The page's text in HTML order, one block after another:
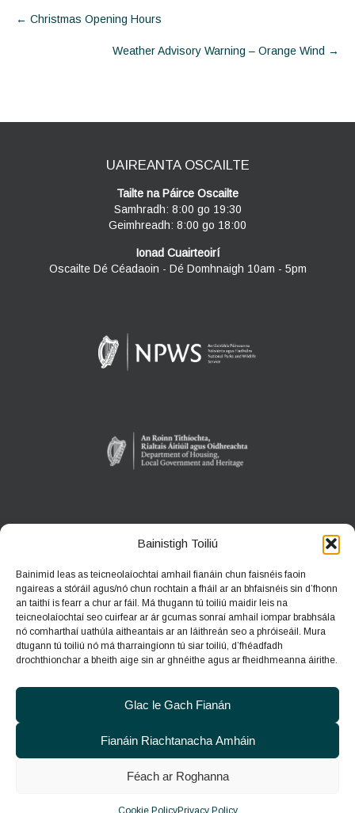
Bainistigh Toiliú
Bainimid leas as teicneolaíochtaí amhail fianáin chun faisnéis faoin
ngaireas a stóráil agus/nó chun rochtain a fháil ar an bhfaisnéis sin d’fhonn
an taithí is fearr a chur ar fáil. Má thugann tú toiliú maidir leis na
teicneolaíochtaí seo cuirfear ar ár gcumas sonraí amhail iompar brabhsála
nó comharthaí uathúla aitheantais ar an láithreán seo a phróiseáil. Mura
dtugann tú toiliú nó má tharraingíonn tú siar toiliú, d’fhéadfadh
drochthionchar a bheith aige sin ar ghnéithe agus ar fheidhmeanna áirithe.
Glac le Gach Fianán
Fianáin Riachtanacha Amháin
Féach ar Roghanna
Cookie PolicyPrivacy Policy
Post
navigation
← Christmas Opening Hours
Weather Advisory Warning – Orange Wind →
UAIREANTA OSCAILTE
Tailte na Páirce Oscailte
Samhradh: 8:00 go 19:30
Geimhreadh: 8:00 go 18:00
Ionad Cuairteoirí
Oscailte Dé Céadaoin - Dé Domhnaigh 10am - 5pm
ANACLANN DÚLRA PHÁIRC NA CÚILE
H91 HF5X
Teileafón:
091 631804
Ríomhphost:
coolepark@npws.gov.ie
Suíomh gréasáin:
https://www.coolepark.ie
An Roinn Tithíochta, Rialtais Áitiúil agus Oidhreachta